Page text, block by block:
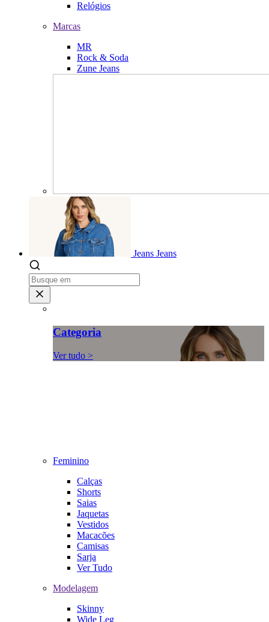
Relógios
Marcas
MR
Rock & Soda
Zune Jeans
Jeans Jeans
Categoria
Ver tudo >
Feminino
Calças
Shorts
Saias
Jaquetas
Vestidos
Macacões
Camisas
Sarja
Ver Tudo
Modelagem
Skinny
Wide Leg